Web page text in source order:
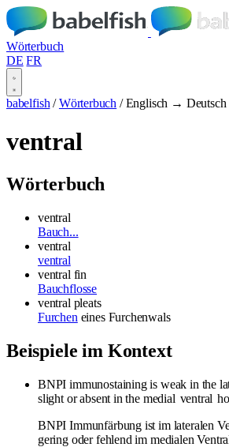
Wörterbuch
DE FR
babelfish / Wörterbuch / Englisch → Deutsch
ventral
Wörterbuch
ventral
Bauch...
ventral
ventral
ventral fin
Bauchflosse
ventral pleats
Furchen eines Furchenwals
Beispiele im Kontext
BNPI immunostaining is weak in the
slight or absent in the medial ventral
BNPI Immunfärbung ist im lateralen
gering oder fehlend im medialen